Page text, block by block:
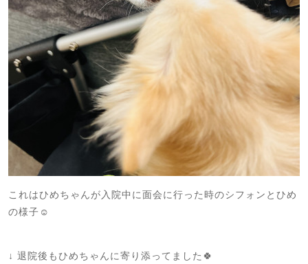
これはひめちゃんが入院中に面会に行った時のシフォンとひめ
の様子☺️
↓ 退院後もひめちゃんに寄り添ってました🍀